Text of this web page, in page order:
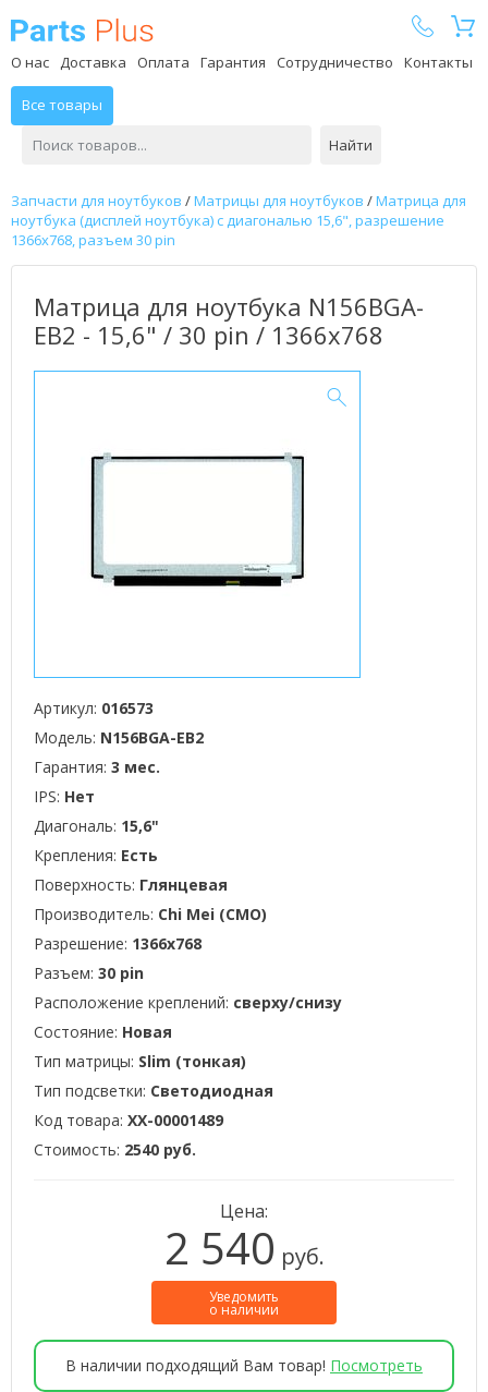
О нас Доставка Оплата Гарантия Сотрудничество Контакты
Все товары
Найти
Запчасти для ноутбуков /Матрицы для ноутбуков /Матрица для
ноутбука (дисплей ноутбука) с диагональю 15,6", разрешение
1366x768, разъем 30 pin
Матрица для ноутбука N156BGA-
EB2 - 15,6" / 30 pin / 1366x768
Артикул: 016573
Модель: N156BGA-EB2
Гарантия: 3 мес.
IPS: Нет
Диагональ: 15,6"
Крепления: Есть
Поверхность: Глянцевая
Производитель: Chi Mei (CMO)
Разрешение: 1366x768
Разъем: 30 pin
Расположение креплений: сверху/снизу
Состояние: Новая
Тип матрицы: Slim (тонкая)
Тип подсветки: Светодиодная
Код товара: XX-00001489
Стоимость: 2540 руб.
Цена:
2 540 руб.
Уведомить
о наличии
В наличии подходящий Вам товар! Посмотреть